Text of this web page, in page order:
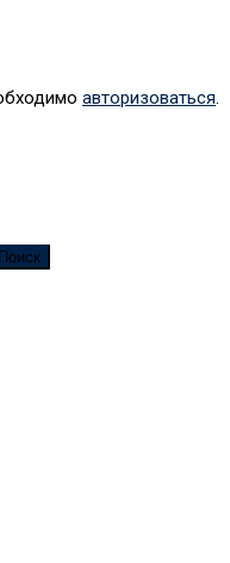
авторизоваться